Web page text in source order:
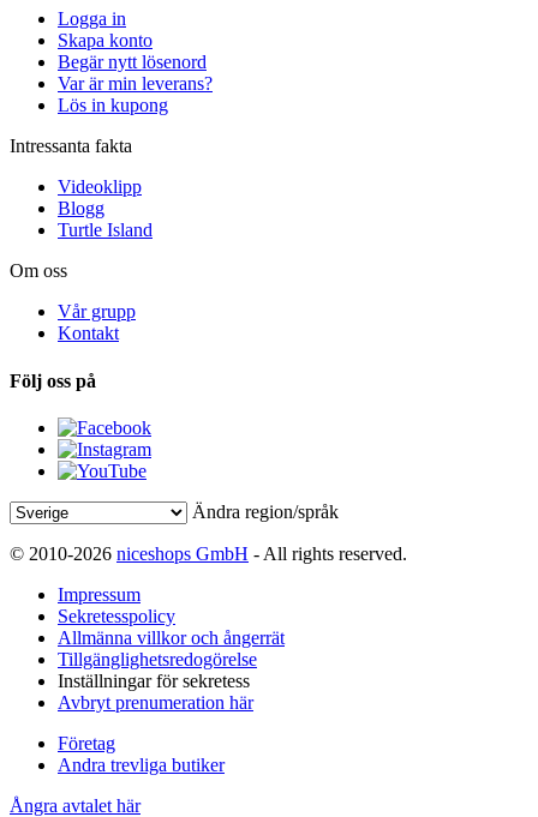
Logga in
Skapa konto
Begär nytt lösenord
Var är min leverans?
Lös in kupong
Intressanta fakta
Videoklipp
Blogg
Turtle Island
Om oss
Vår grupp
Kontakt
Följ oss på
Ändra region/språk
© 2010-2026 niceshops GmbH - All rights reserved.
Impressum
Sekretesspolicy
Allmänna villkor och ångerrät
Tillgänglighetsredogörelse
Inställningar för sekretess
Avbryt prenumeration här
Företag
Andra trevliga butiker
Ångra avtalet här